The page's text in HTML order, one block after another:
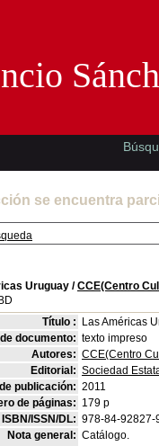
se encuentra
Uruguay /CCE(Centro
Título :
Las Américas
documento: texto impreso
Autores: CCE(Centro
Editorial: Sociedad
publicación: 2011
de páginas: 179 p
ISBN/ISSN/DL: 978-84-92827-
Nota general: Catálogo.